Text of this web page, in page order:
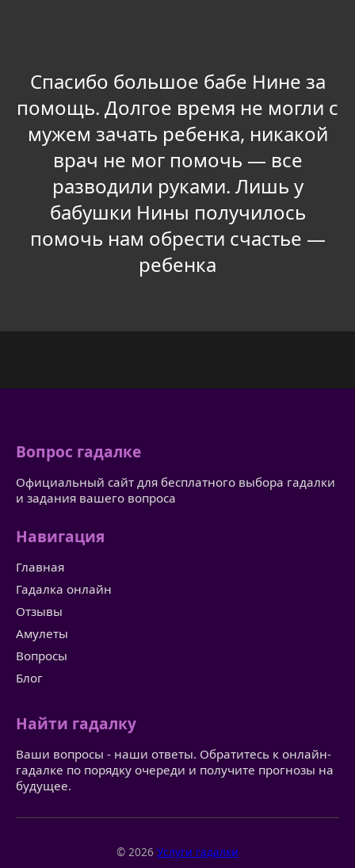
Спасибо большое бабе Нине за
помощь. Долгое время не могли с
мужем зачать ребенка, никакой
врач не мог помочь — все
разводили руками. Лишь у
бабушки Нины получилось
помочь нам обрести счастье —
ребенка
Вопрос гадалке
Официальный сайт для бесплатного выбора гадалки
и задания вашего вопроса
Навигация
Главная
Гадалка онлайн
Отзывы
Амулеты
Вопросы
Блог
Найти гадалку
Ваши вопросы - наши ответы. Обратитесь к онлайн-
гадалке по порядку очереди и получите прогнозы на
будущее.
© 2026 Услуги гадалки